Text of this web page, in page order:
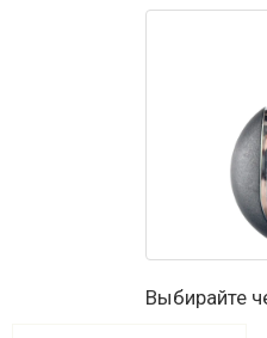
Выбирайте